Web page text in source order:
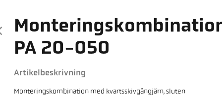
PA 20-050
Artikelbeskrivning
Monteringskombination med kvartsskivgångjärn, sluten